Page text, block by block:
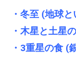
・冬至 (地球
・木星と土星
・3重星の食 (